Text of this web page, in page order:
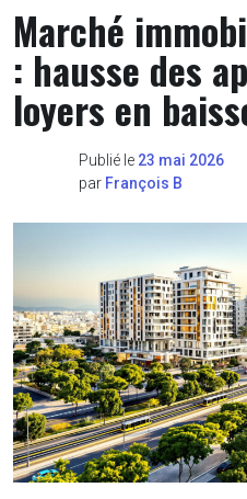
Marché
: hausse des
loyers en
Publié le 23 mai 2026
par François B